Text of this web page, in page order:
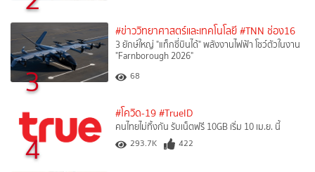
3
#ข่าววิทยาศาสตร์และเทคโนโลยี #TNN ช่อง16
3 ยักษ์ใหญ่ "แท็กซี่บินได้" พลังงานไฟฟ้า โชว์ตัวในงาน
"Farnborough 2026"
68
4
#โควิด-19 #TrueID
คนไทยไม่ทิ้งกัน รับเน็ตฟรี 10GB เริ่ม 10 เม.ย. นี้
293.7K 422